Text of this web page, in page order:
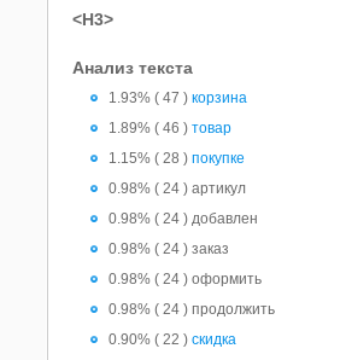
<H3>
Анализ текста
1.93% ( 47 ) корзина
1.89% ( 46 ) товар
1.15% ( 28 ) покупке
0.98% ( 24 ) артикул
0.98% ( 24 ) добавлен
0.98% ( 24 ) заказ
0.98% ( 24 ) оформить
0.98% ( 24 ) продолжить
0.90% ( 22 ) скидка